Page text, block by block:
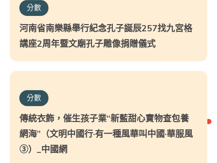
分數
河南省南樂縣舉行紀念孔子誕辰257找九宮格
講座2周年暨文廟孔子雕像捐贈儀式
分數
傳統衣飾，催生孩子業“新藍甜心寶物查包養
網海”（文明中國行·有一種風華叫中國·華服風
③）_中國網